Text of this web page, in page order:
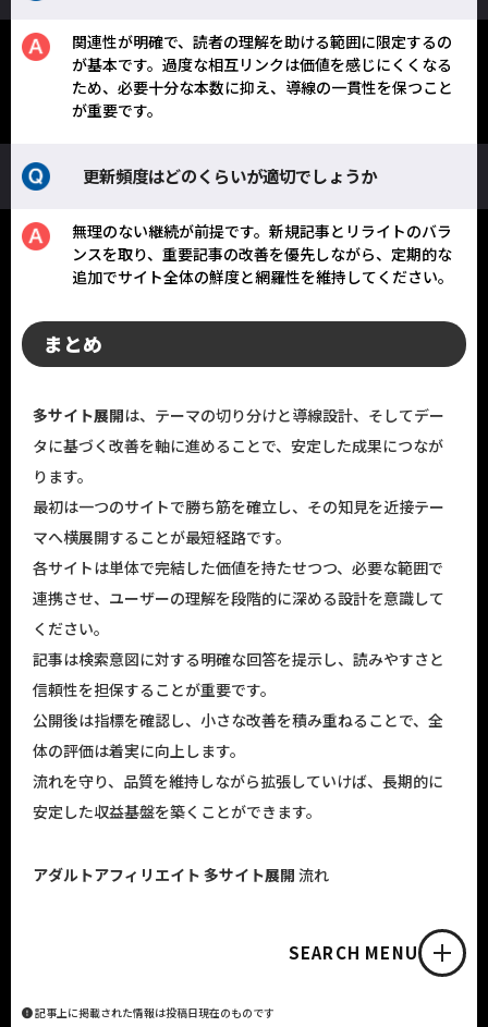
関連性が明確で、読者の理解を助ける範囲に限定するの
が基本です。過度な相互リンクは価値を感じにくくなる
ため、必要十分な本数に抑え、導線の一貫性を保つこと
が重要です。
更新頻度はどのくらいが適切でしょうか
無理のない継続が前提です。新規記事とリライトのバラ
ンスを取り、重要記事の改善を優先しながら、定期的な
追加でサイト全体の鮮度と網羅性を維持してください。
まとめ
多サイト展開は、テーマの切り分けと導線設計、そしてデー
タに基づく改善を軸に進めることで、安定した成果につなが
ります。
最初は一つのサイトで勝ち筋を確立し、その知見を近接テー
マへ横展開することが最短経路です。
各サイトは単体で完結した価値を持たせつつ、必要な範囲で
連携させ、ユーザーの理解を段階的に深める設計を意識して
ください。
記事は検索意図に対する明確な回答を提示し、読みやすさと
信頼性を担保することが重要です。
公開後は指標を確認し、小さな改善を積み重ねることで、全
体の評価は着実に向上します。
流れを守り、品質を維持しながら拡張していけば、長期的に
安定した収益基盤を築くことができます。
アダルトアフィリエイト 多サイト展開 流れ
SEARCH MENU
記事上に掲載された情報は投稿日現在のものです